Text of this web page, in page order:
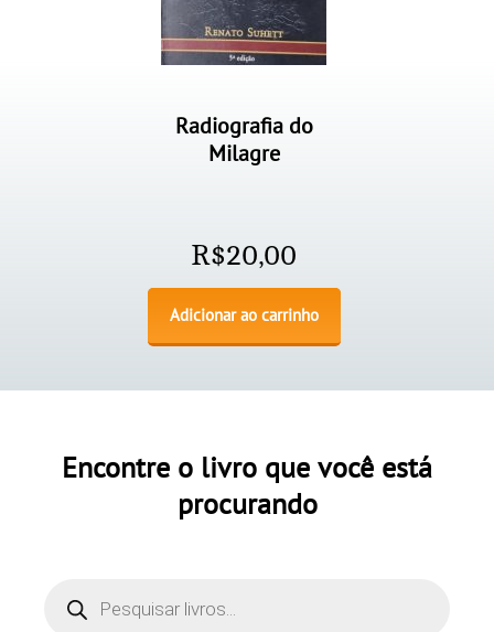
Radiografia do
Milagre
R$20,00
Adicionar ao carrinho
Encontre o livro que você está
procurando